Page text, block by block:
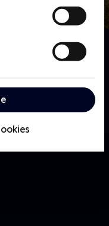
skuespiller Anders
ud af, om Jonas er
spil for planetens